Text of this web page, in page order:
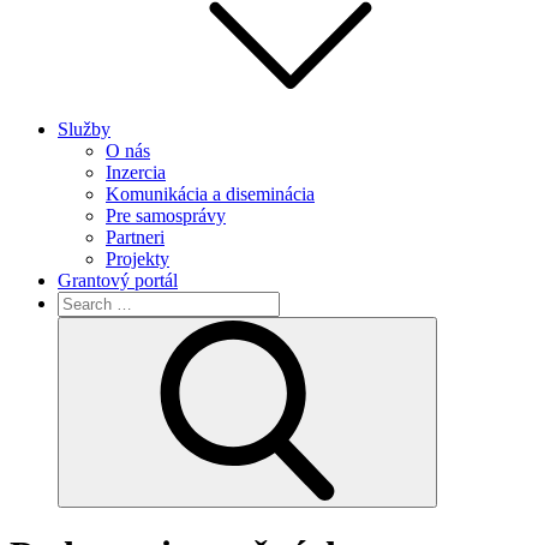
Služby
O nás
Inzercia
Komunikácia a diseminácia
Pre samosprávy
Partneri
Projekty
Grantový portál
Search
for: